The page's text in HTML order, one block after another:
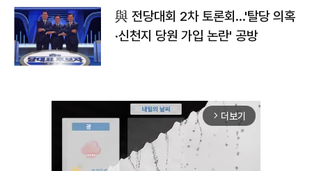
與 전당대회 2차 토론회…'탈당 의혹
·신천지 당원 가입 논란' 공방
arrow_forward_ios 더보기